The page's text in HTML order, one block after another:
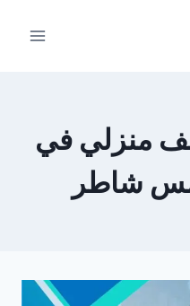
منزلي في
شاطر